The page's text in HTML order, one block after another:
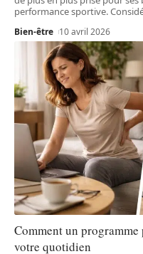
performance sportive.
Bien-être 10 avril 2026
Comment un
votre quotidien